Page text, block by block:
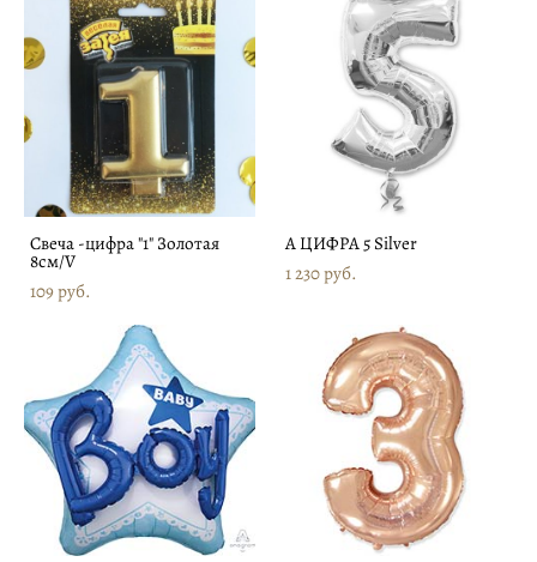
Свеча -цифра "1" Золотая
8см/V
109 pуб.
А ЦИФРА 5 Silver
1 230 pуб.